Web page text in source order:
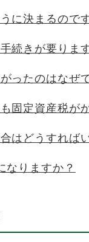
に決まるので
続きが要りま
ったのはなぜ
固定資産税が
はどうすれば
なりますか？